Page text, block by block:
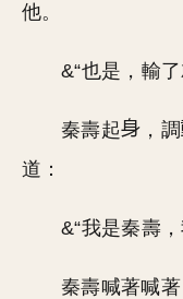
他。
&“也是，輸
秦壽起 ，調
道：
&“我是秦壽
秦壽喊著喊著